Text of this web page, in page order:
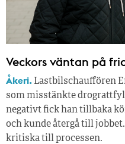
Veckors väntan på
Åkeri. Lastbilschauffören
som misstänkte
negativt fick han tillbaka
och kunde återgå till
kritiska till processen.